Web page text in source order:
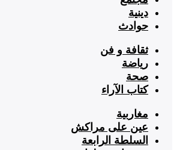
دينية
حوادث
ثقافة و فن
رياضة
صحة
كتاب الآراء
مغاربية
عين على مراكش
السلطة الرابعة